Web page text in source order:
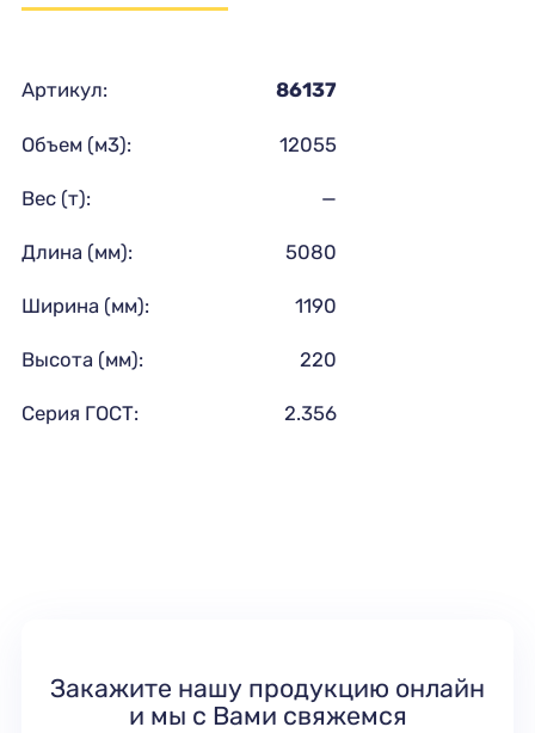
Артикул: 86137
Объем (м3): 12055
Вес (т): —
Длина (мм): 5080
Ширина (мм): 1190
Высота (мм): 220
Серия ГОСТ: 2.356
Закажите нашу продукцию онлайн
и мы с Вами свяжемся